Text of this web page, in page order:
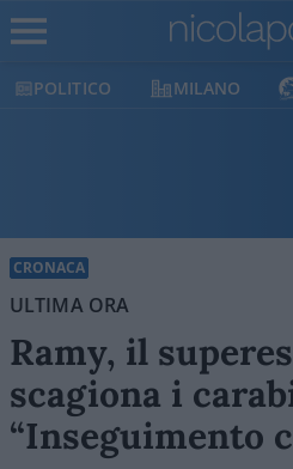
POLITICO MILANO
CRONACA
ULTIMA ORA
Ramy, il
scagiona i
“Inseguimento